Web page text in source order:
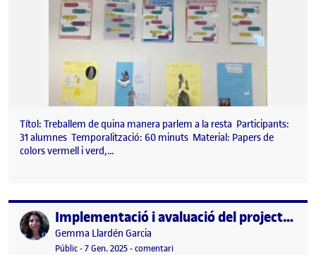
Títol: Treballem de quina manera parlem a la resta Participants:
31 alumnes Temporalització: 60 minuts Material: Papers de
colors vermell i verd,…
Publicat per Implementació i avaluació del projecte IV: Reflexió educació especial
Publicat per
Gemma Llardén Garcia
Visibilitat:
Públic-Data de publicació
7 Gen. 2025-comentariel Implementació i avaluació del